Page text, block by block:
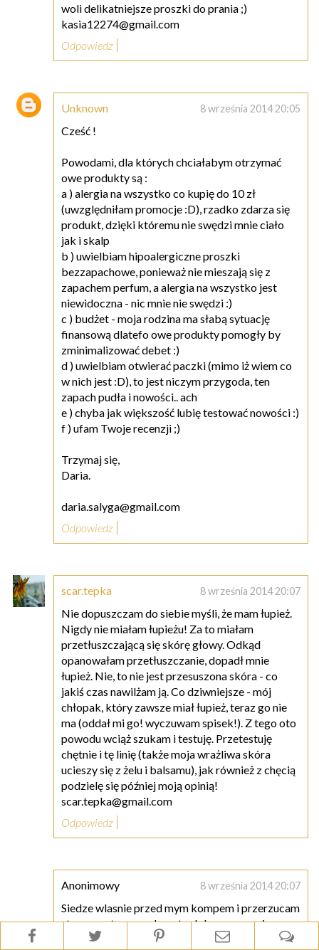
woli delikatniejsze proszki do prania ;)
kasia12274@gmail.com
Odpowiedz
Unknown 8 września 2014 20:05
Cześć !
Powodami, dla których chciałabym otrzymać
owe produkty są :
a ) alergia na wszystko co kupię do 10 zł
(uwzględniłam promocje :D), rzadko zdarza się
produkt, dzięki któremu nie swędzi mnie ciało
jak i skalp
b ) uwielbiam hipoalergiczne proszki
bezzapachowe, ponieważ nie mieszają się z
zapachem perfum, a alergia na wszystko jest
niewidoczna - nic mnie nie swędzi :)
c ) budżet - moja rodzina ma słabą sytuację
finansową dlatefo owe produkty pomogły by
zminimalizować debet :)
d ) uwielbiam otwierać paczki (mimo iż wiem co
w nich jest :D), to jest niczym przygoda, ten
zapach pudła i nowości.. ach
e ) chyba jak większość lubię testować nowości :)
f ) ufam Twoje recenzji ;)
Trzymaj się,
Daria.
daria.salyga@gmail.com
Odpowiedz
scar.tepka 8 września 2014 20:07
Nie dopuszczam do siebie myśli, że mam łupież.
Nigdy nie miałam łupieżu! Za to miałam
przetłuszczającą się skórę głowy. Odkąd
opanowałam przetłuszczanie, dopadł mnie
łupież. Nie, to nie jest przesuszona skóra - co
jakiś czas nawilżam ją. Co dziwniejsze - mój
chłopak, który zawsze miał łupież, teraz go nie
ma (oddał mi go! wyczuwam spisek!). Z tego oto
powodu wciąż szukam i testuję. Przetestuję
chętnie i tę linię (także moja wrażliwa skóra
ucieszy się z żelu i balsamu), jak również z chęcią
podzielę się później moją opinią!
scar.tepka@gmail.com
Odpowiedz
Anonimowy 8 września 2014 20:07
Siedze wlasnie przed mym kompem i przerzucam
strony sortem, mysle ze to dobra pora wejsc se
dzis na Twego bloga, i tu prosze co ja widze?